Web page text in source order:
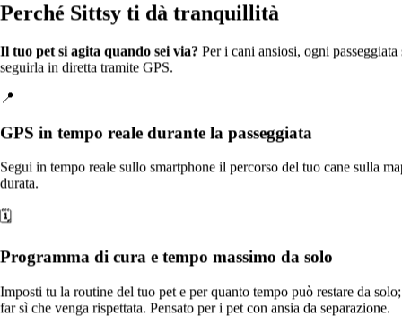
≈75 €
15 €/passeggiata (prezzo tipico) × 5 passeggiate
A seconda del pet sitter, tra 75 € e 125 €
e dalle date. Calcolato sul prezzo tipico a Venice; ogni pet sitter
stabilisce la propria tariffa. Include la commissione di servizio e la
Chi accettano
% di pet sitter per questo servizio a Venice
Gatti
Cani di piccola taglia
8%
Cani di taglia media
Perché Sittsy ti dà tranquillità
Il tuo pet si agita quando sei via? Per i cani ansiosi, ogni
seguirla in diretta tramite GPS.
📍
GPS in tempo reale durante la passeggiata
Segui in tempo reale sullo smartphone il percorso del tuo cane sulla
durata.
🗓️
Programma di cura e tempo massimo da solo
Imposti tu la routine del tuo pet e per quanto tempo può restare da
far sì che venga rispettata. Pensato per i pet con ansia da separazione.